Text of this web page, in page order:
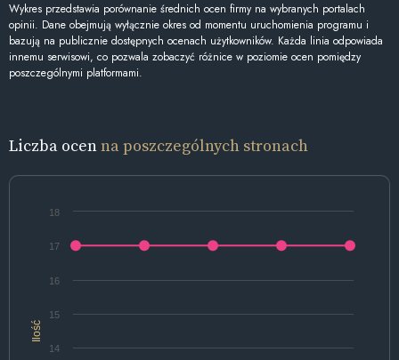
Wykres przedstawia porównanie średnich ocen firmy na wybranych portalach
opinii. Dane obejmują wyłącznie okres od momentu uruchomienia programu i
bazują na publicznie dostępnych ocenach użytkowników. Każda linia odpowiada
innemu serwisowi, co pozwala zobaczyć różnice w poziomie ocen pomiędzy
poszczególnymi platformami.
Liczba ocenna poszczególnych stronach
Ilość
14
15
16
17
18